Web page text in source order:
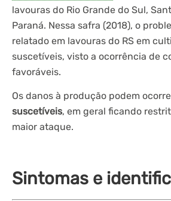
lavouras do Rio Grande do Sul,
Paraná. Nessa safra (2018), o
relatado em lavouras do RS em
suscetíveis, visto a ocorrência de
favoráveis.
Os danos à produção podem
suscetíveis, em geral ficando
maior ataque.
Sintomas e